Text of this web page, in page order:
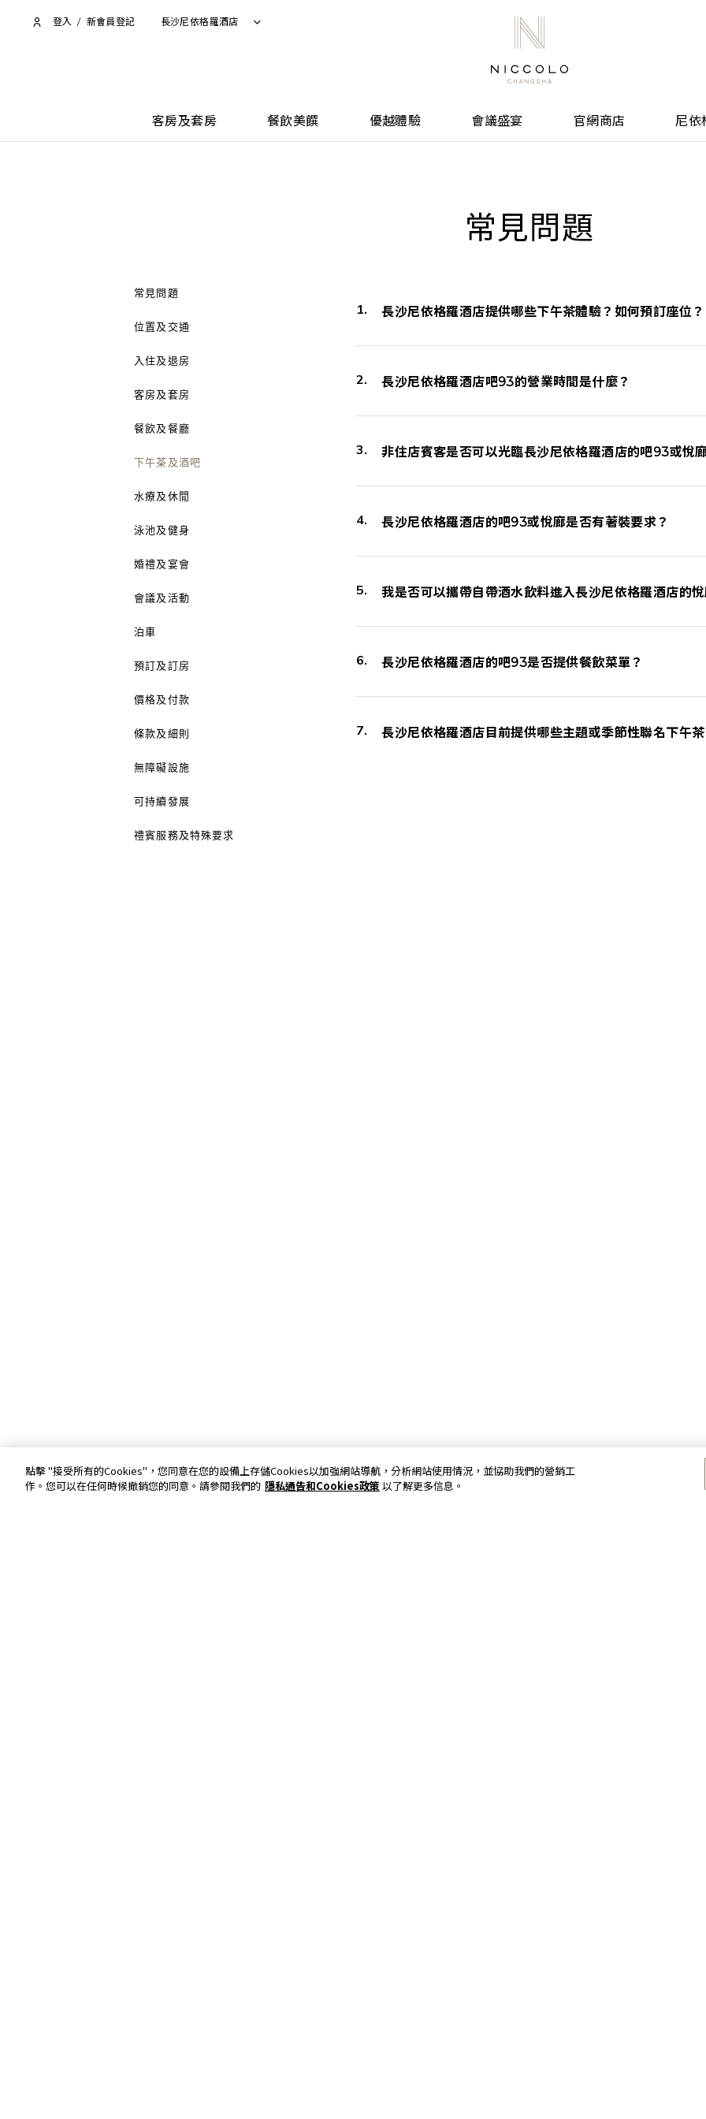
登入 / 新會員登記 長沙尼依格羅酒店
客房及套房 餐飲美饌 優越體驗 會議盛宴 官網商店 尼依
常見問題
常見問題
位置及交通
入住及退房
客房及套房
餐飲及餐廳
下午茶及酒吧
水療及休閒
泳池及健身
婚禮及宴會
會議及活動
泊車
預訂及訂房
價格及付款
條款及細則
無障礙設施
可持續發展
禮賓服務及特殊要求
長沙尼依格羅酒店提供哪些下午茶體驗？如何預訂座位？
長沙尼依格羅酒店吧93的營業時間是什麼？
非住店賓客是否可以光臨長沙尼依格羅酒店的吧93或悅
長沙尼依格羅酒店的吧93或悅廊是否有著裝要求？
我是否可以攜帶自帶酒水飲料進入長沙尼依格羅酒店的
長沙尼依格羅酒店的吧93是否提供餐飲菜單？
長沙尼依格羅酒店目前提供哪些主題或季節性聯名下午
點擊 "接受所有的Cookies"，您同意在您的設備上存儲Cookies以加強網站導航，分析網站使用情況，並協助我們的營銷工
作。您可以在任何時候撤銷您的同意。請參閱我們的 隱私通告和Cookies政策 以了解更多信息。